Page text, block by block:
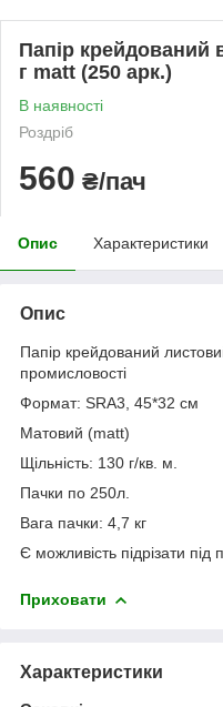
Папір крейдований
г matt (250 арк.)
В наявності
Роздріб
560 ₴/пач
Опис Характеристики
Опис
Папір крейдований
промисловості
Формат: SRA3, 45*32 см
Матовий (matt)
Щільність: 130 г/кв. м.
Пачки по 250л.
Вага пачки: 4,7 кг
Є можливість підрізати
Приховати
Характеристики